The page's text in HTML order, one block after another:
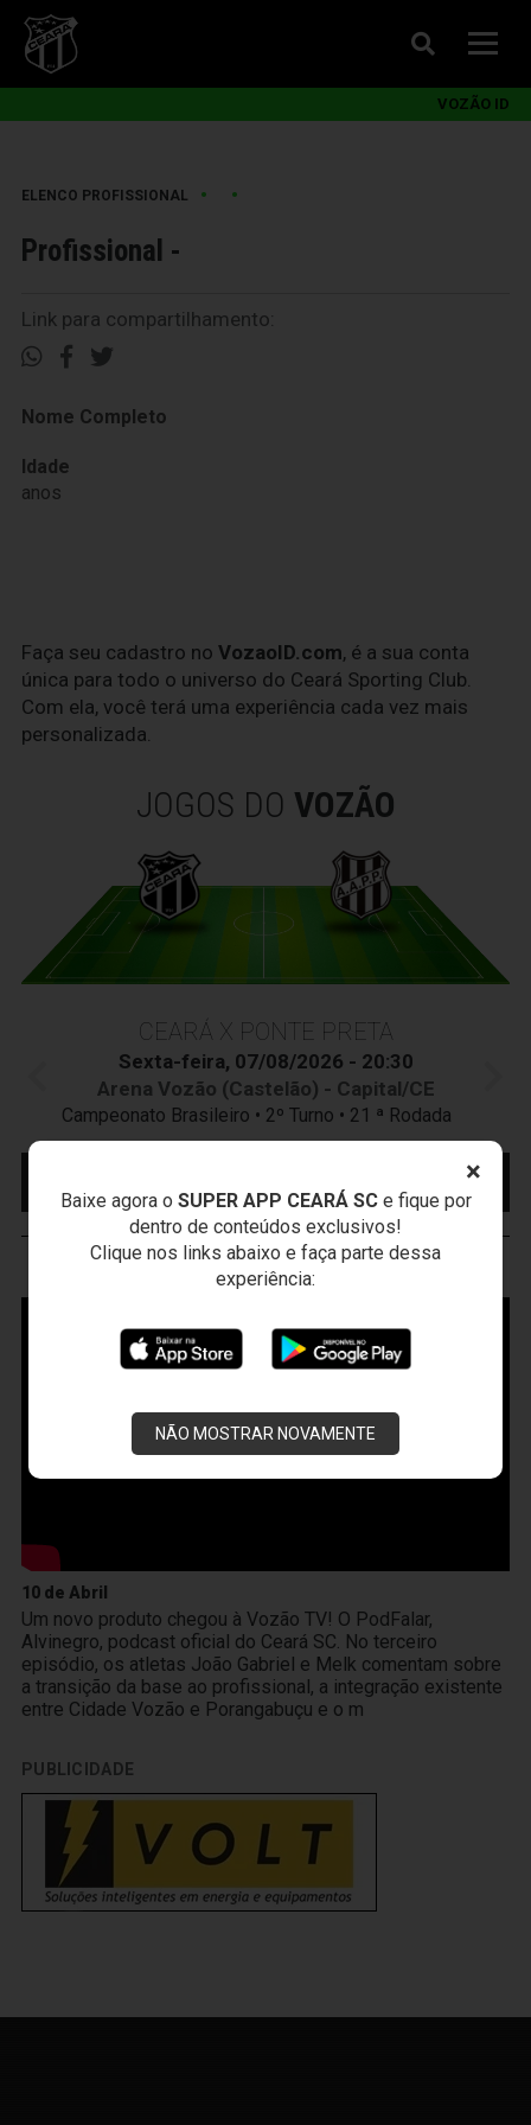
×
Baixe agora o SUPER APP CEARÁ SCe fique por
dentro de conteúdos exclusivos!
Clique nos links abaixo e faça parte dessa
experiência:
NÃO MOSTRAR NOVAMENTE
VOZÃO ID
ELENCO PROFISSIONAL • •
Profissional -
Link para compartilhamento:
Nome Completo
Idade
anos
Faça seu cadastro no VozaoID.com, é a sua conta
única para todo o universo do Ceará Sporting Club.
Com ela, você terá uma experiência cada vez mais
personalizada.
JOGOS DO VOZÃO
CEARÁ X PONTE PRETA
Sexta-feira, 07/08/2026 - 20:30
Arena Vozão (Castelão) - Capital/CE
Campeonato Brasileiro • 2º Turno • 21 ª Rodada
INGRESSO
VOZÃOTV
10 de Abril
Um novo produto chegou à Vozão TV! O PodFalar,
Alvinegro, podcast oficial do Ceará SC. No terceiro
episódio, os atletas João Gabriel e Melk comentam sobre
a transição da base ao profissional, a integração existente
entre Cidade Vozão e Porangabuçu e o m
PUBLICIDADE